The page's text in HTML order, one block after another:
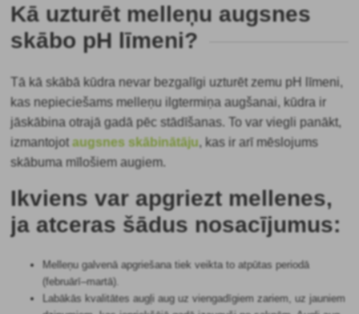
Kā uzturēt melleņu augsnes
skābo pH līmeni?
Tā kā skābā kūdra nevar bezgalīgi uzturēt zemu pH līmeni,
kas nepieciešams melleņu ilgtermiņa augšanai, kūdra ir
jāskābina otrajā gadā pēc stādīšanas. To var viegli panākt,
izmantojotaugsnes skābinātāju, kas ir arī mēslojums
skābuma mīlošiem augiem.
Ikviens var apgriezt mellenes,
ja atceras šādus nosacījumus:
Melleņu galvenā apgriešana tiek veikta to atpūtas periodā
(februārī–martā).
Labākās kvalitātes augļi aug uz viengadīgiem zariem, uz jauniem